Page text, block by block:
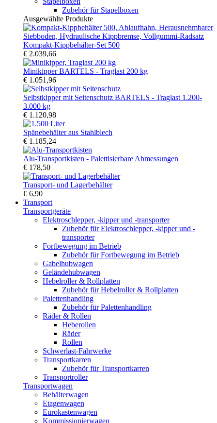
Zubehör für Stapelboxen
Ausgewählte Produkte
Kompakt-Kippbehälter-Set 500
€ 2.039,66
Minikipper BARTELS - Traglast 200 kg
€ 1.051,96
Selbstkipper mit Seitenschutz BARTELS - Traglast 1.200-
3.000 kg
€ 1.120,98
Spänebehälter aus Stahlblech
€ 1.185,24
Alu-Transportkisten - Palettisierbare Abmessungen
€ 178,50
Transport- und Lagerbehälter
€ 6,90
Transport
Transportgeräte
Elektroschlepper, -kipper und -transporter
Zubehör für Elektroschlepper, -kipper und -
transporter
Fortbewegung im Betrieb
Zubehör für Fortbewegung im Betrieb
Gabelhubwagen
Geländehubwagen
Hebelroller & Rollplatten
Zubehör für Hebelroller & Rollplatten
Palettenhandling
Zubehör für Palettenhandling
Räder & Rollen
Heberollen
Räder
Rollen
Schwerlast-Fahrwerke
Transportkarren
Zubehör für Transportkarren
Transportroller
Transportwagen
Behälterwagen
Etagenwagen
Eurokastenwagen
Kommissionierwagen